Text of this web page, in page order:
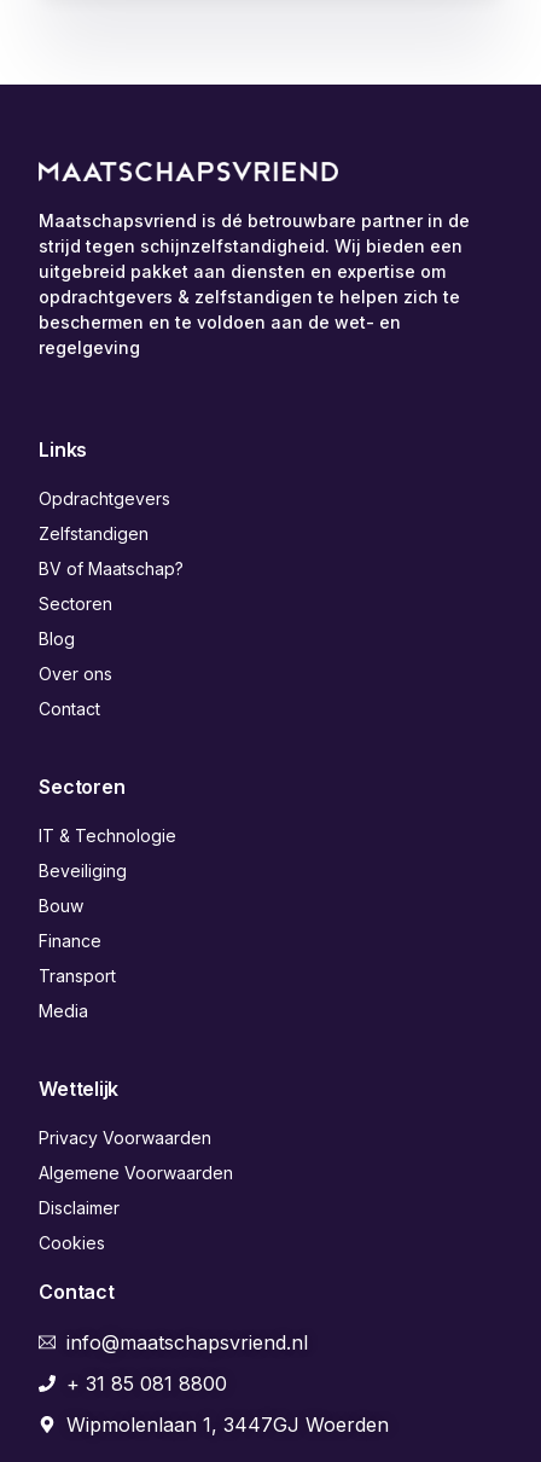
Maatschapsvriend is dé betrouwbare partner in de
strijd tegen schijnzelfstandigheid. Wij bieden een
uitgebreid pakket aan diensten en expertise om
opdrachtgevers & zelfstandigen te helpen zich te
beschermen en te voldoen aan de wet- en
regelgeving
Links
Opdrachtgevers
Zelfstandigen
BV of Maatschap?
Sectoren
Blog
Over ons
Contact
Sectoren
IT & Technologie
Beveiliging
Bouw
Finance
Transport
Media
Wettelijk
Privacy Voorwaarden
Algemene Voorwaarden
Disclaimer
Cookies
Contact
info@maatschapsvriend.nl
+ 31 85 081 8800
Wipmolenlaan 1, 3447GJ Woerden